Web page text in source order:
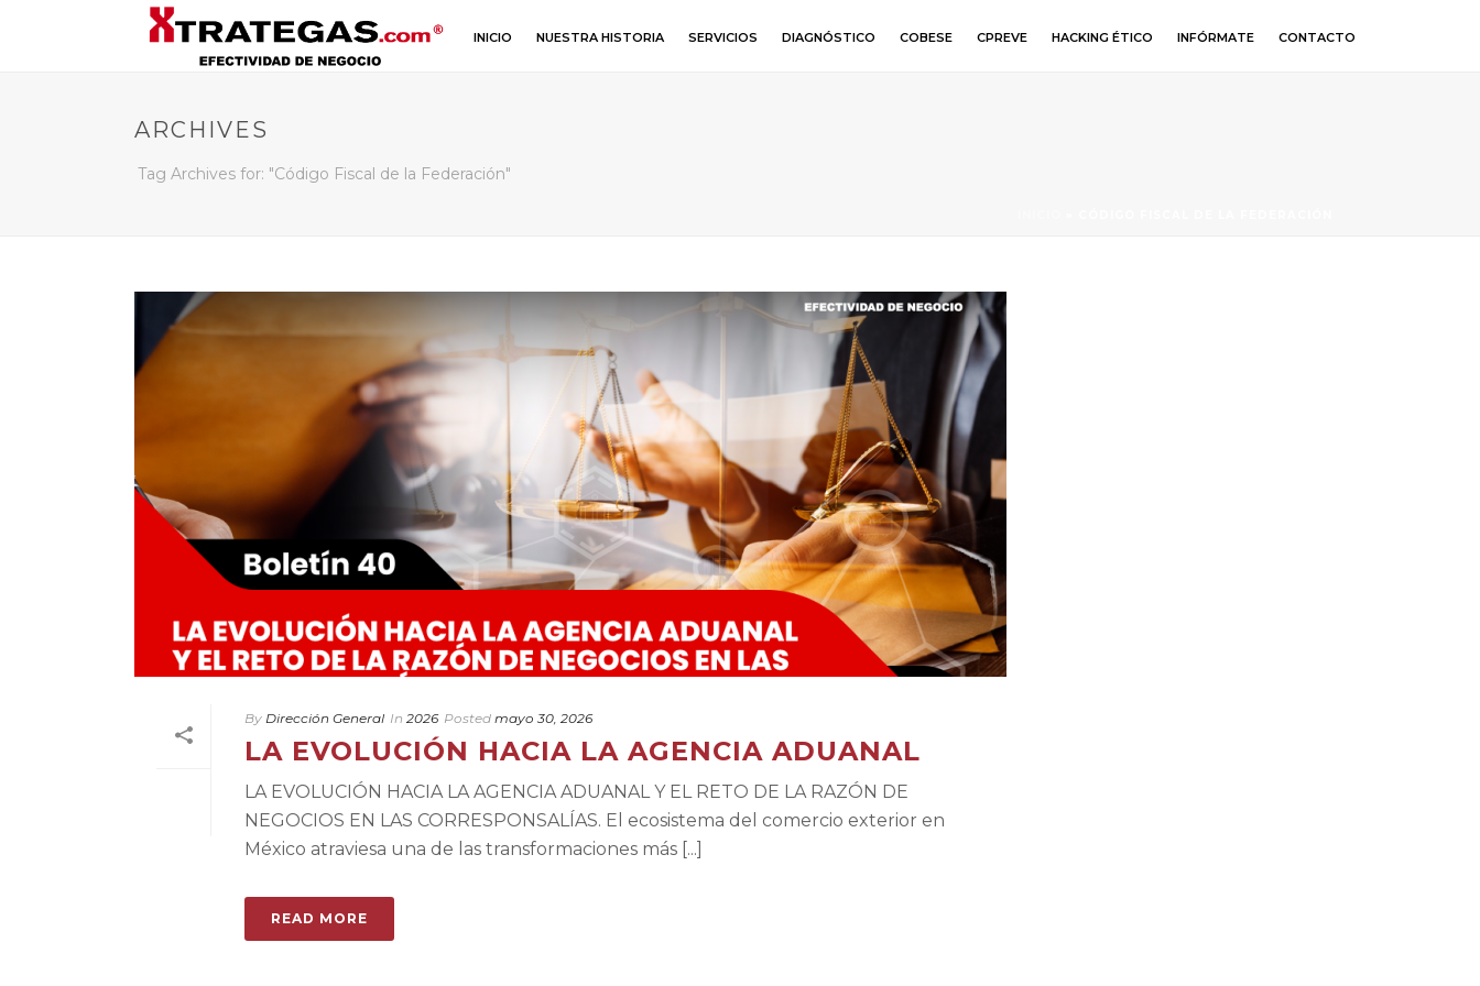
INICIO NUESTRA HISTORIA SERVICIOS DIAGNÓSTICO COBESE CPREVE HACKING ÉTICO INFÓRMATE CONTACTO
ARCHIVES
Tag Archives for: "Código Fiscal de la Federación"
By Dirección General In 2026 Posted mayo 30, 2026
LA EVOLUCIÓN HACIA LA AGENCIA ADUANAL
LA EVOLUCIÓN HACIA LA AGENCIA ADUANAL Y EL RETO DE LA RAZÓN DE
NEGOCIOS EN LAS CORRESPONSALÍAS. El ecosistema del comercio exterior en
México atraviesa una de las transformaciones más [...]
READ MORE